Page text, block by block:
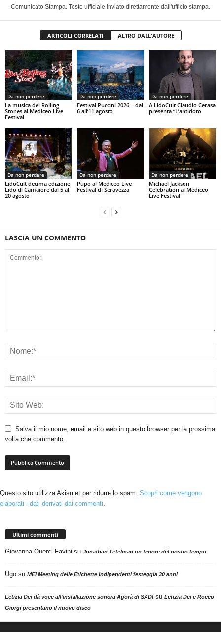
Comunicato Stampa. Testo ufficiale inviato direttamente dall'ufficio stampa.
ARTICOLI CORRELATI ALTRO DALL'AUTORE
Da non perdere
La musica dei Rolling
Stones al Mediceo Live
Festival
Da non perdere
Festival Puccini 2026 – dal
6 all’11 agosto
Da non perdere
A LidoCult Claudio Cerasa
presenta “L’antidoto
Da non perdere
LidoCult decima edizione
Lido di Camaiore dal 5 al
20 agosto
Da non perdere
Pupo al Mediceo Live
Festival di Seravezza
Da non perdere
Michael Jackson
Celebration al Mediceo
Live Festival
LASCIA UN COMMENTO
Salva il mio nome, email e sito web in questo browser per la prossima
volta che commento.
Questo sito utilizza Akismet per ridurre lo spam. Scopri come vengono
elaborati i dati derivati dai commenti.
Ultimi commenti
Giovanna Querci Favini su Jonathan Tetelman un tenore del nostro tempo
Ugo su MEI Meeting delle Etichette Indipendenti festeggia 30 anni
Letizia Dei dà voce all'installazione sonora Agorà di SADIsu Letizia Dei e Rocco
Giorgi presentano il nuovo disco